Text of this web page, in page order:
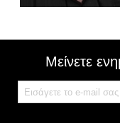
Μείνετε